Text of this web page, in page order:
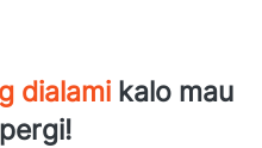
dialami kalo mau